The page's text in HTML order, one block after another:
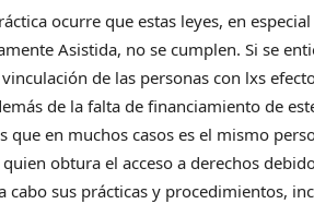
ocurre que estas leyes, en
Asistida, no se cumplen. Si se
de las personas con lxs
de la falta de financiamiento de
que en muchos casos es el mismo
obtura el acceso a derechos
cabo sus prácticas y procedimientos,